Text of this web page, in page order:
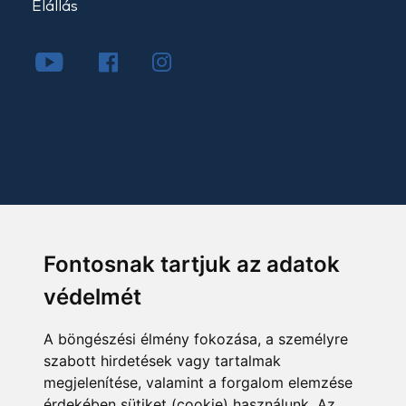
Fontosnak tartjuk az adatok
védelmét
A böngészési élmény fokozása, a személyre
szabott hirdetések vagy tartalmak
megjelenítése, valamint a forgalom elemzése
Elállás